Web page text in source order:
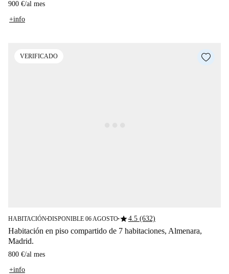
900 €/al mes
+info
VERIFICADO
HABITACIÓN■DISPONIBLE 06 AGOSTO■star4.5 (632)
Habitación en piso compartido de 7 habitaciones, Almenara,
Madrid.
800 €/al mes
+info